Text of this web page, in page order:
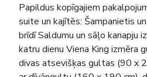
Papildus kopīgajiem
suite un kajītēs: Šampanietis
brīdī Saldumu un sāļo kanapju
katru dienu Viena King izmēra
divas atsevišķas gultas (90 x